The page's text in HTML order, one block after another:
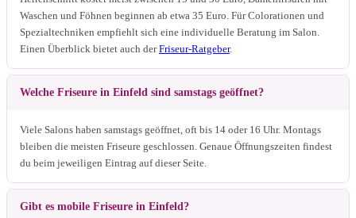
Waschen und Föhnen beginnen ab etwa 35 Euro. Für Colorationen und
Spezialtechniken empfiehlt sich eine individuelle Beratung im Salon.
Einen Überblick bietet auch derFriseur-Ratgeber.
Welche Friseure in Einfeld sind samstags geöffnet?
Viele Salons haben samstags geöffnet, oft bis 14 oder 16 Uhr. Montags
bleiben die meisten Friseure geschlossen. Genaue Öffnungszeiten findest
du beim jeweiligen Eintrag auf dieser Seite.
Gibt es mobile Friseure in Einfeld?